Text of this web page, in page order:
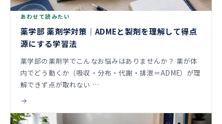
あわせて読みたい
薬学部 薬剤学対策｜ADMEと製剤を理解して得点
源にする学習法
薬学部の薬剤学でこんなお悩みはありませんか？ 薬が体
内でどう動くか（吸収・分布・代謝・排泄＝ADME）が理
解できず点が取れない …